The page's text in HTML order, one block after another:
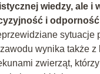
wiedzy, ale i
i
sytuacje
wynika także z
zwierząt,